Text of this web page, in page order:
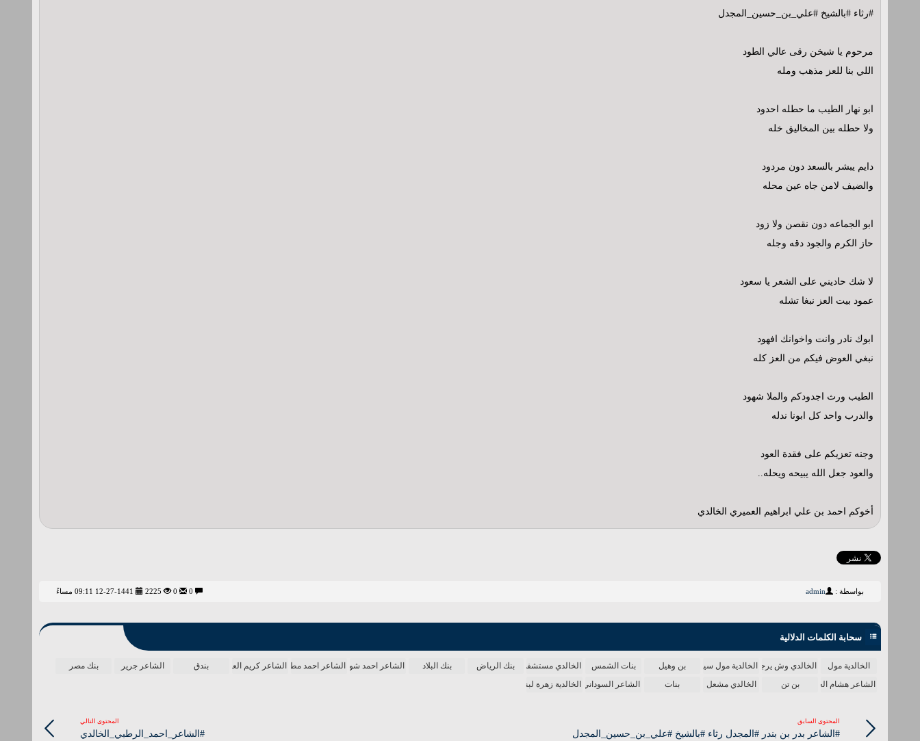
#رثاء #بالشيخ #علي_بن_حسين_المجدل
مرحوم يا شيخن رقى عالي الطود
اللي بنا للعز مذهب ومله
ابو نهار الطيب ما حطله احدود
ولا حطله بين المخاليق خله
دايم يبشر بالسعد دون مردود
والضيف لامن جاه عين محله
ابو الجماعه دون نقصن ولا زود
حاز الكرم والجود دقه وجله
لا شك حاديني على الشعر يا سعود
عمود بيت العز نبغا تشله
ابوك نادر وانت واخوانك افهود
نبغي العوض فيكم من العز كله
الطيب ورث اجدودكم والملا شهود
والدرب واحد كل ابونا ندله
وجنه تعزيكم على فقدة العود
والعود جعل الله يبيحه ويحله..
أخوكم احمد بن علي ابراهيم العميري الخالدي
بواسطة : admin
2225
سحابة الكلمات الدلالية
الخالدية مول الخالدي وش يرجع الخالدية مول سينما بن وهيل بنات الشمس الخالدي مستشفى بنك الرياض بنك البلاد الشاعر احمد شوقيالشاعر احمد مطر الشاعر كريم العراقي بندق الشاعر جرير
بنك مصر
الشاعر هشام الجخ
بن تن الخالدي مشعل بنات الشاعر السوداني المجنونالخالدية زهرة لبنان
المحتوى السابق
#الشاعر بدر بن بندر #المجدل رثاء #بالشيخ #علي_بن_حسين_المجدل
المحتوى التالي
#الشاعر_احمد_الرطبي_الخالدي